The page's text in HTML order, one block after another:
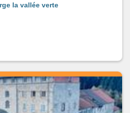
la vallée verte